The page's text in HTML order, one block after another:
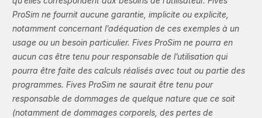
ProSim ne fournit aucune garantie, implicite ou explicite,
notamment concernant l’adéquation de ces exemples à un
usage ou un besoin particulier. Fives ProSim ne pourra en
aucun cas être tenu pour responsable de l’utilisation qui
pourra être faite des calculs réalisés avec tout ou partie des
programmes. Fives ProSim ne saurait être tenu pour
responsable de dommages de quelque nature que ce soit
(notamment de dommages corporels, des pertes de